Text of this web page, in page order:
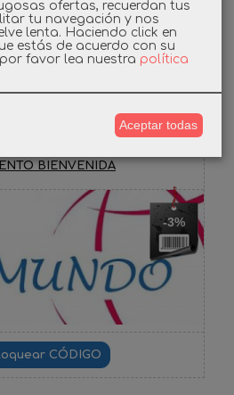
BIENVENIDA
-3%
ofertas, recuerdan tus
tu navegación y nos
lenta. Haciendo click en
estás de acuerdo con su
favor lea nuestra política
Aceptar todas